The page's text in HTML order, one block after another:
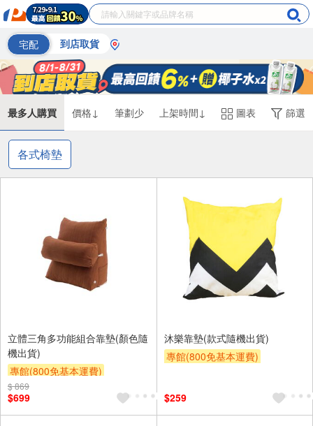
宅配 到店取貨
最多人購買 價格↓ 筆劃少 上架時間↓ 圖表 篩選
各式椅墊
立體三角多功能組合靠墊(顏色隨
機出貨)
專館(800免基本運費)
滿額9折
$ 869
$699
沐樂靠墊(款式隨機出貨)
專館(800免基本運費)
$259